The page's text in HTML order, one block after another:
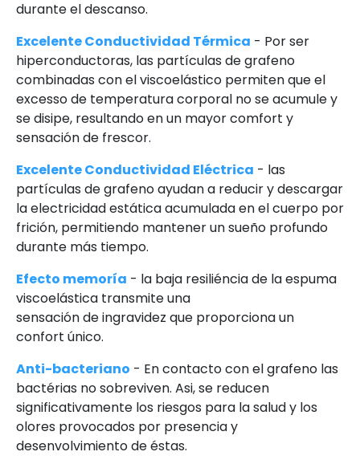
durante el descanso.
Excelente Conductividad Térmica - Por ser
hiperconductoras, las partículas de grafeno
combinadas con el viscoelástico permiten que el
excesso de temperatura corporal no se acumule y
se disipe, resultando en un mayor comfort y
sensación de frescor.
Excelente Conductividad Eléctrica - las
partículas de grafeno ayudan a reducir y descargar
la electricidad estática acumulada en el cuerpo por
frición, permitiendo mantener un sueño profundo
durante más tiempo.
Efecto memoría - la baja resiliéncia de la espuma
viscoelástica transmite una
sensación de ingravidez que proporciona un
confort único.
Anti-bacteriano - En contacto con el grafeno las
bactérias no sobreviven. Asi, se reducen
significativamente los riesgos para la salud y los
olores provocados por presencia y
desenvolvimiento de éstas.